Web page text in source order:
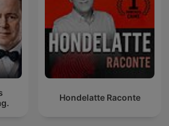
Hondelatte Raconte